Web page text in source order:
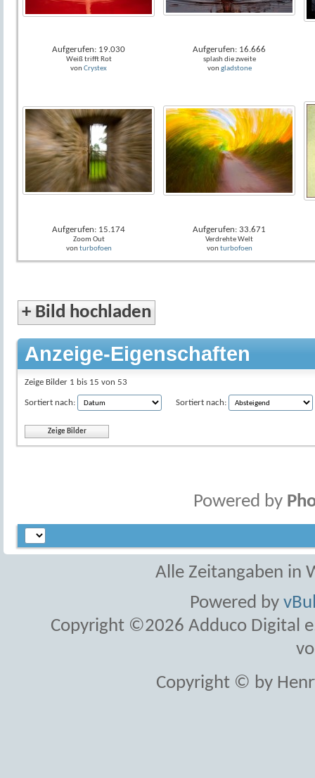
Aufgerufen: 19.030
Weiß trifft Rot
von Crystex
Aufgerufen: 16.666
splash die zweite
von gladstone
Aufgerufen: 15.174
Zoom Out
von turbofoen
Aufgerufen: 33.671
Verdrehte Welt
von turbofoen
+ Bild hochladen
Anzeige-Eigenschaften
Zeige Bilder 1 bis 15 von 53
Sortiert nach: Sortiert nach:
Powered by
Alle Zeitangaben in
Powered by
Copyright ©2026 Adduco Digital
Copyright © by